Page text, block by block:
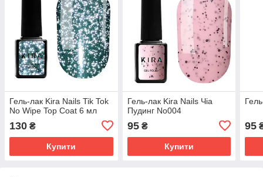
Гель-лак Kira Nails Tik Tok
No Wipe Top Coat 6 мл
130 ₴
Купити
Гель-лак Kira Nails Чіа
Пудинг No004
95₴
Купити
95